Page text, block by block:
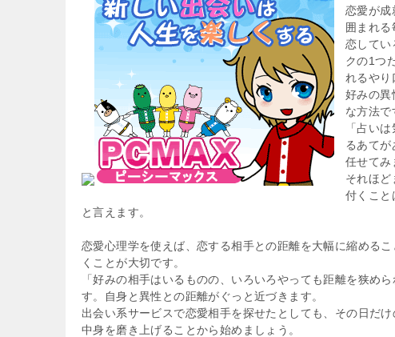
恋愛が成
囲まれる
恋してい
クの1つ
れるやり
好みの異
な方法で
「占い
るあて
任せてみ
それほ
付くこと
と言えます。
恋愛心理学を使えば、恋する相手との距離を大幅に縮める
くことが大切です。
「好みの相手はいるものの、いろいろやっても距離を狭め
す。自身と異性との距離がぐっと近づきます。
出会い系サービスで恋愛相手を探せたとしても、その日だ
中身を磨き上げることから始めましょう。